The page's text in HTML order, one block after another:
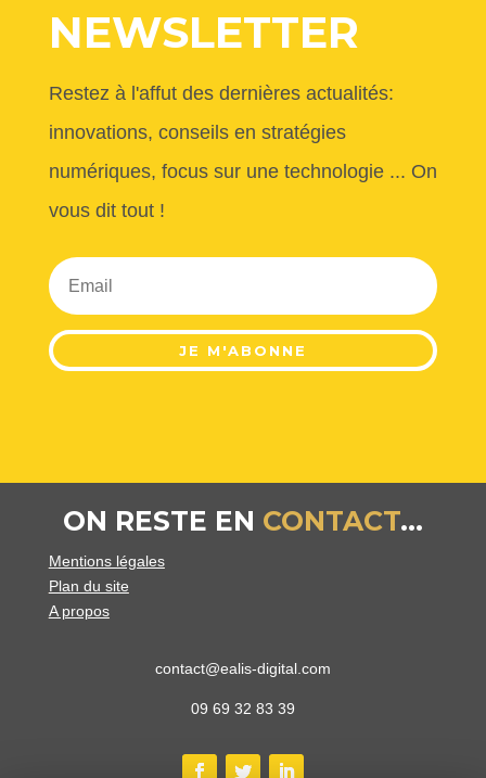
NEWSLETTER
Restez à l'affut des dernières actualités:
innovations, conseils en stratégies
numériques, focus sur une technologie ... On
vous dit tout !
JE M'ABONNE
ON RESTE EN CONTACT...
Mentions légales
Plan du site
A propos
contact@ealis-digital.com
09 69 32 83 39